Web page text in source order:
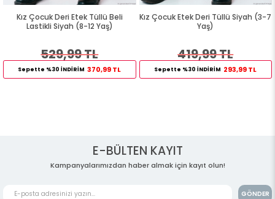
Kız Çocuk Deri Etek Tüllü Beli
Lastikli Siyah (8-12 Yaş)
529,99 TL
Sepette %30 İNDİRİM 370,99 TL
Kız Çocuk Etek Deri Tüllü Siyah (3-7
Yaş)
419,99 TL
Sepette %30 İNDİRİM 293,99 TL
E-BÜLTEN KAYIT
Kampanyalarımızdan haber almak için kayıt olun!
GÖNDER